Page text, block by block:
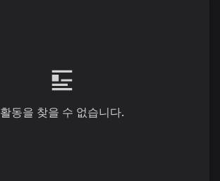
활동을 찾을 수 없습니다.